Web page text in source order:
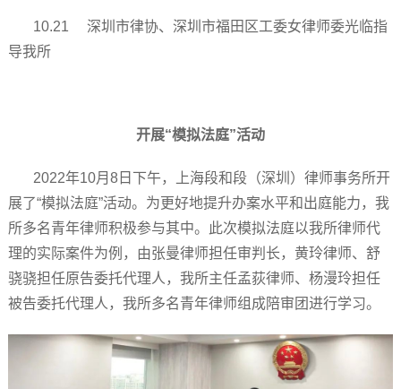
10.21 深圳市律协、深圳市福田区工委女律师委光临指
导我所
开展“模拟法庭”活动
2022年10月8日下午，上海段和段（深圳）律师事务所开
展了“模拟法庭”活动。为更好地提升办案水平和出庭能力，我
所多名青年律师积极参与其中。此次模拟法庭以我所律师代
理的实际案件为例，由张曼律师担任审判长，黄玲律师、舒
骁骁担任原告委托代理人，我所主任孟荻律师、杨漫玲担任
被告委托代理人，我所多名青年律师组成陪审团进行学习。